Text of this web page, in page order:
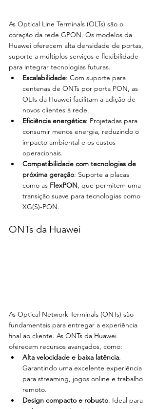
As Optical Line Terminals (OLTs) são o
coração da rede GPON. Os modelos da
Huawei oferecem alta densidade de portas,
suporte a múltiplos serviços e flexibilidade
para integrar tecnologias futuras.
Escalabilidade: Com suporte para
centenas de ONTs por porta PON, as
OLTs da Huawei facilitam a adição de
novos clientes à rede.
Eficiência energética: Projetadas para
consumir menos energia, reduzindo o
impacto ambiental e os custos
operacionais.
Compatibilidade com tecnologias de
próxima geração: Suporte a placas
como as FlexPON, que permitem uma
transição suave para tecnologias como
XG(S)-PON.
ONTs da Huawei
As Optical Network Terminals (ONTs) são
fundamentais para entregar a experiência
final ao cliente. As ONTs da Huawei
oferecem recursos avançados, como:
Alta velocidade e baixa latência:
Garantindo uma excelente experiência
para streaming, jogos online e trabalho
remoto.
Design compacto e robusto: Ideal para